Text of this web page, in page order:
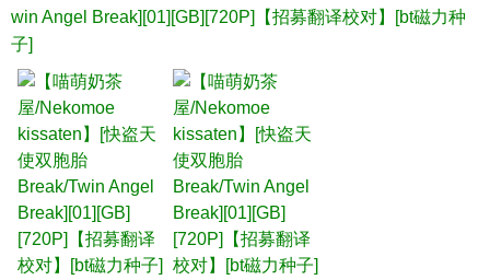
win Angel Break][01][GB][720P]【招募翻译校对】[bt磁力种
子]